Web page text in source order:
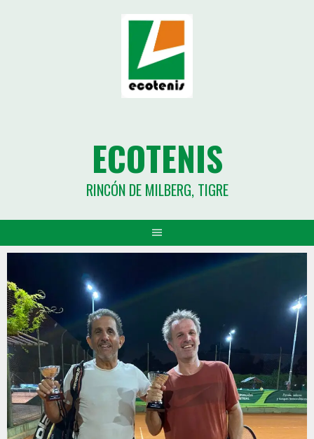
ECOTENIS
RINCÓN DE MILBERG, TIGRE